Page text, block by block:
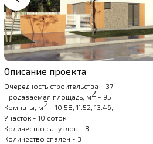
Описание проекта
Очередность строительства - 37
Продаваемая площадь, м2 - 95
Комнаты, м2 - 10.58, 11.52, 13.46,
Участок - 10 соток
Количество санузлов - 3
Количество спален - 3